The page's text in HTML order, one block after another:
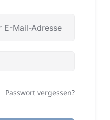
Passwort vergessen?